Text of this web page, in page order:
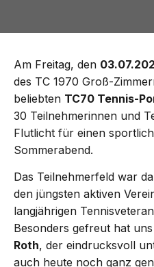
Am Freitag, den
des TC 1970 Groß-
beliebten TC70 Tennis-
30 Teilnehmerinnen und
Flutlicht für einen
Sommerabend.
Das Teilnehmerfeld war
den jüngsten aktiven
langjährigen
Besonders gefreut hat
Roth, der eindrucksvoll
auch heute noch ganz